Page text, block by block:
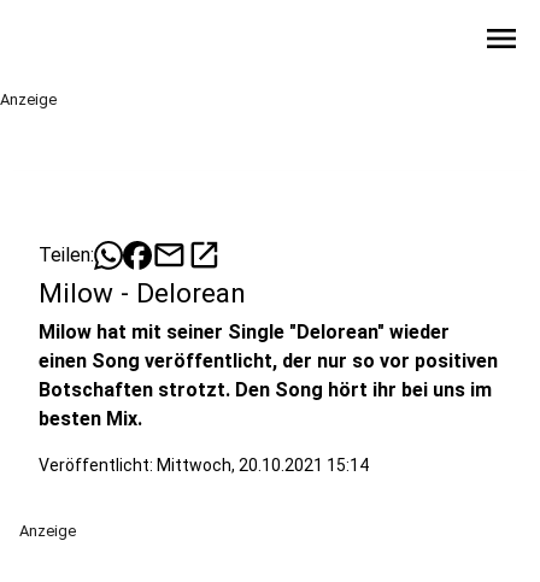
menu
Anzeige
Teilen: mailopen_in_new
Milow - Delorean
Milow hat mit seiner Single "Delorean" wieder
einen Song veröffentlicht, der nur so vor positiven
Botschaften strotzt. Den Song hört ihr bei uns im
besten Mix.
Veröffentlicht: Mittwoch, 20.10.2021 15:14
Anzeige